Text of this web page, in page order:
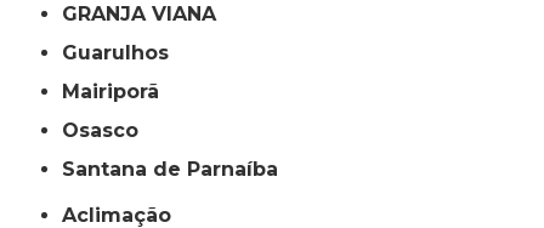
GRANJA VIANA
Guarulhos
Mairiporã
Osasco
Santana de Parnaíba
Aclimação